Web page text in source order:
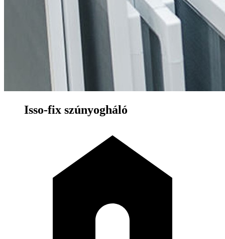
Isso-fix szúnyogháló